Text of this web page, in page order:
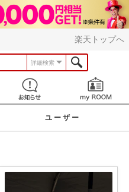
楽天トップへ
詳細検索
見つける お知らせ
ユーザー